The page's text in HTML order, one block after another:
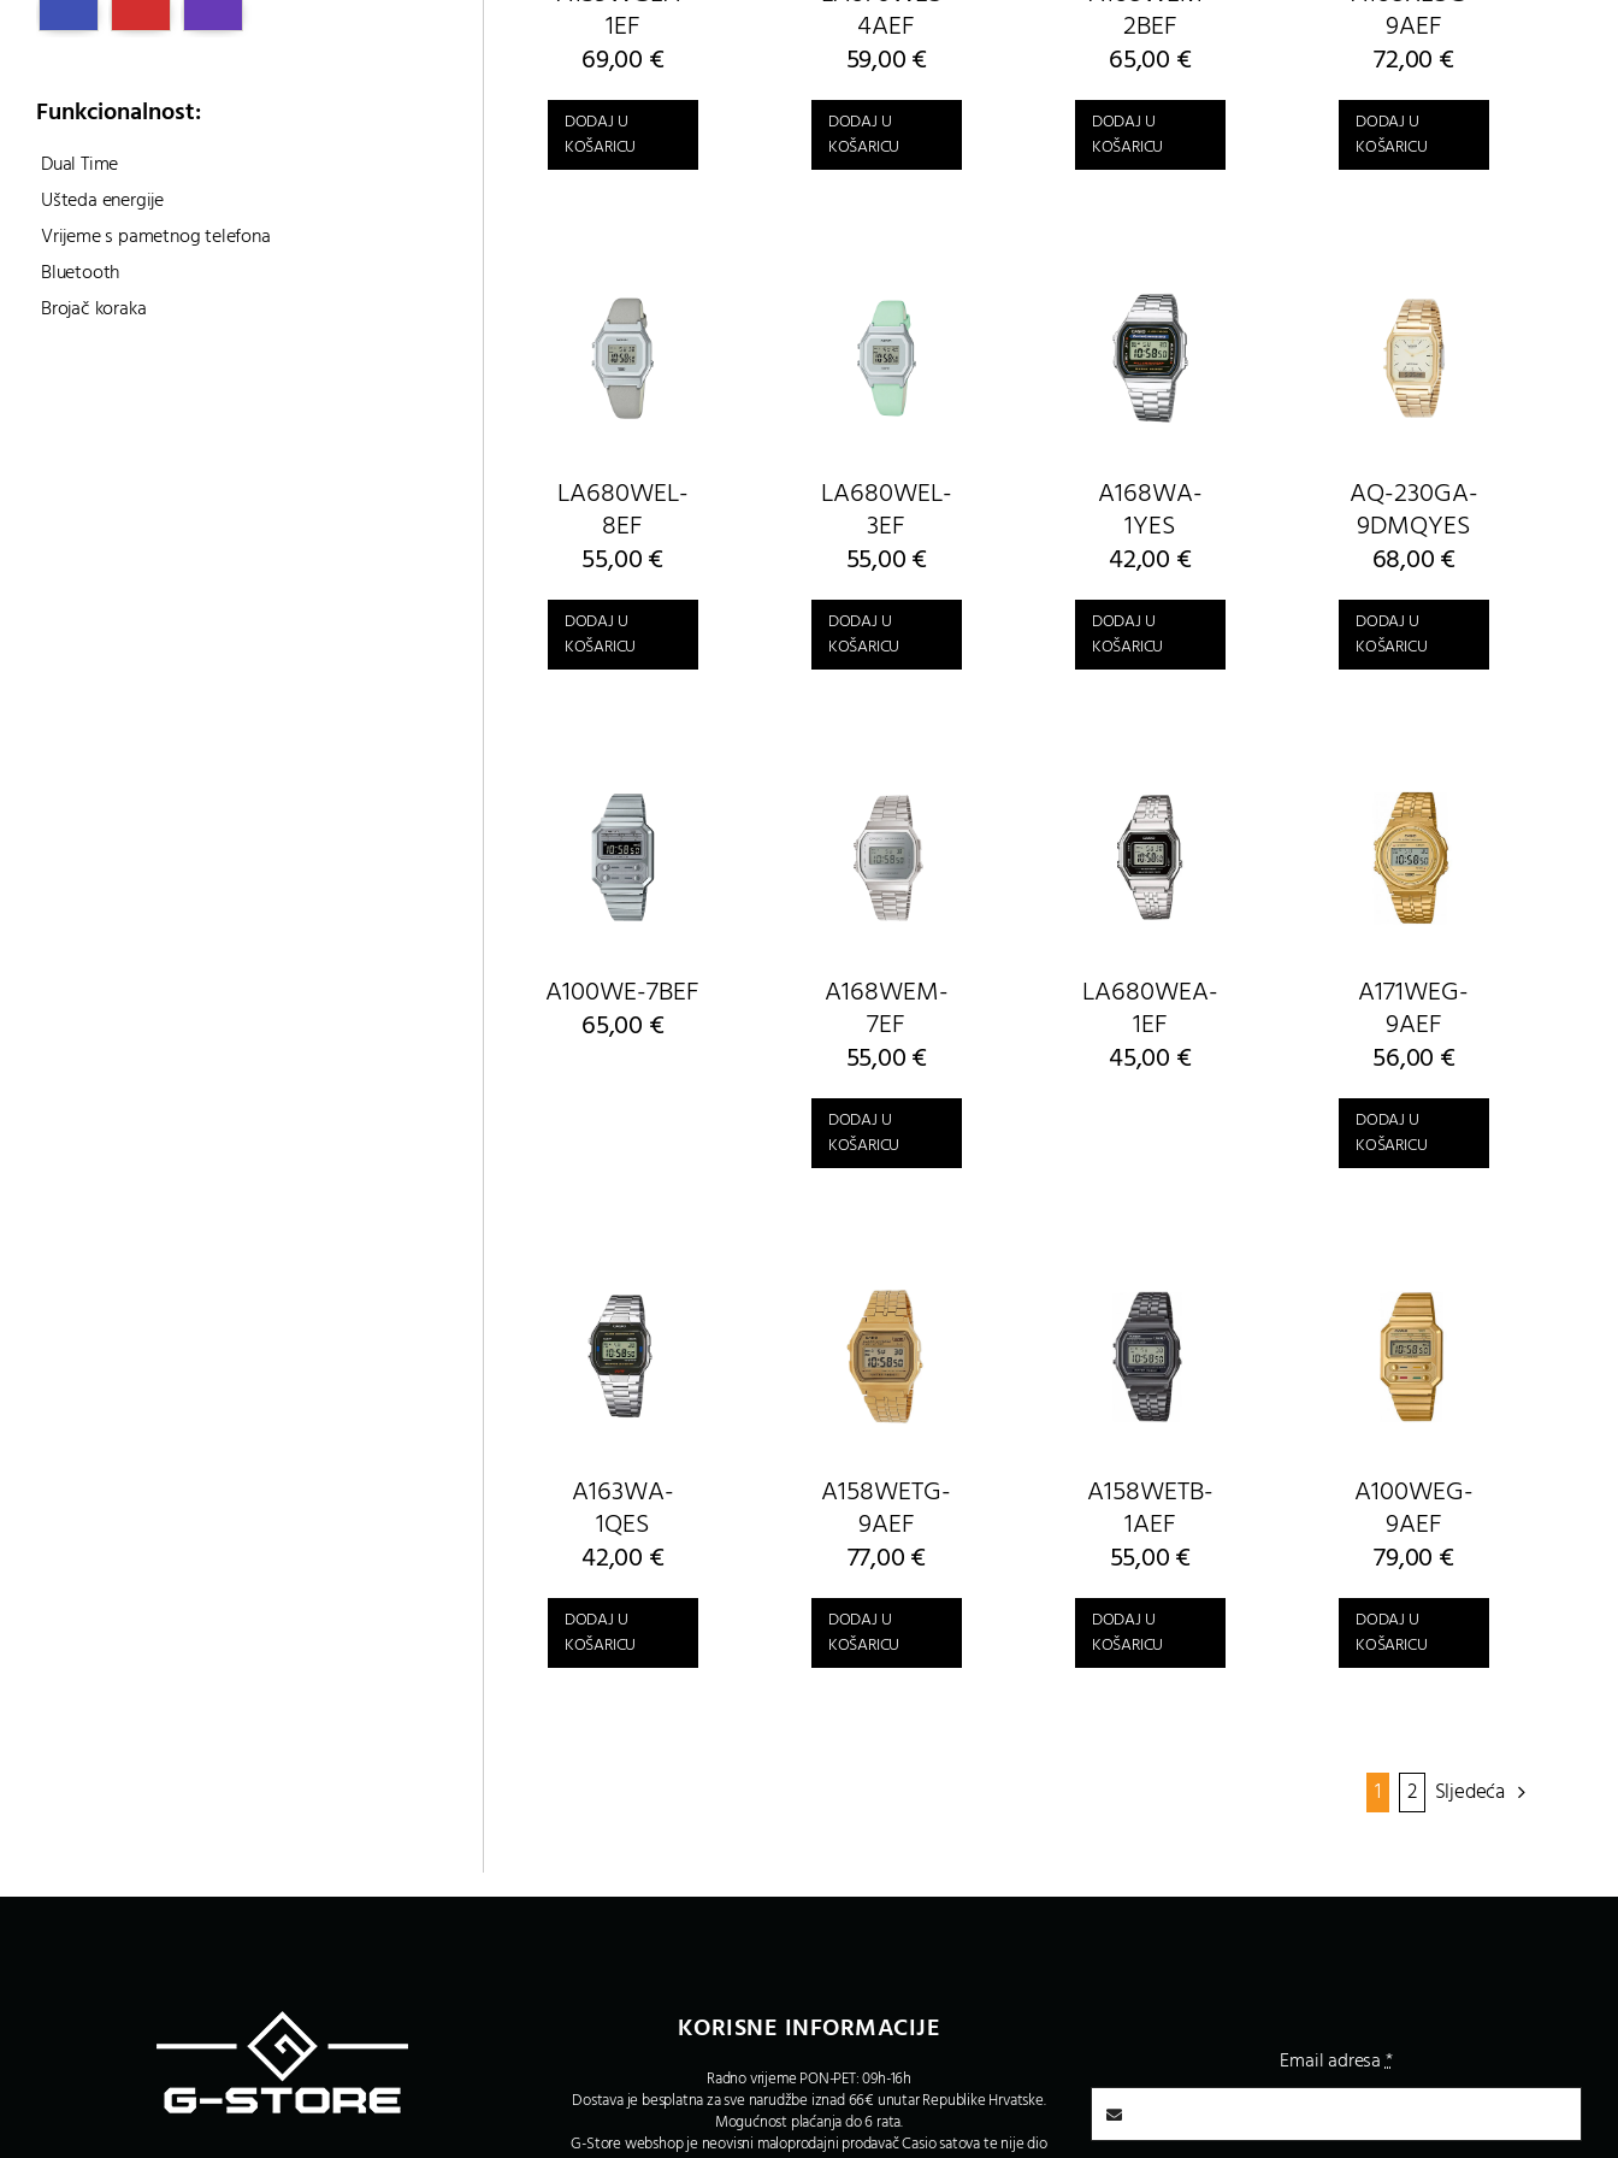
1EF
69,00 €
DODAJ U
KOŠARICU
4AEF
59,00€
DODAJ U
KOŠARICU
2BEF
65,00 €
DODAJ U
KOŠARICU
9AEF
72,00 €
DODAJ U
KOŠARICU
LA680WEL-
8EF
55,00€
DODAJ U
KOŠARICU
LA680WEL-
3EF
55,00€
DODAJ U
KOŠARICU
A168WA-
1YES
42,00 €
DODAJ U
KOŠARICU
AQ-230GA-
9DMQYES
68,00€
DODAJ U
KOŠARICU
A100WE-7BEF
65,00 €
A168WEM-
7EF
55,00€
DODAJ U
KOŠARICU
LA680WEA-
1EF
45,00 €
A171WEG-
9AEF
56,00 €
DODAJ U
KOŠARICU
A163WA-
1QES
42,00 €
DODAJ U
KOŠARICU
A158WETG-
9AEF
77,00€
DODAJ U
KOŠARICU
A158WETB-
1AEF
55,00€
DODAJ U
KOŠARICU
A100WEG-
9AEF
79,00 €
DODAJ U
KOŠARICU
1 2 Sljedeća
Funkcionalnost:
Dual Time
Ušteda energije
Vrijeme s pametnog telefona
Bluetooth
Brojač koraka
KORISNE INFORMACIJE
Radno vrijeme PON-PET: 09h-16h
Dostava je besplatna za sve narudžbe iznad 66€ unutar Republike Hrvatske.
Mogućnost plaćanja do 6 rata.
G-Store webshop je neovisni maloprodajni prodavač Casio satova te nije dio
Email adresa*